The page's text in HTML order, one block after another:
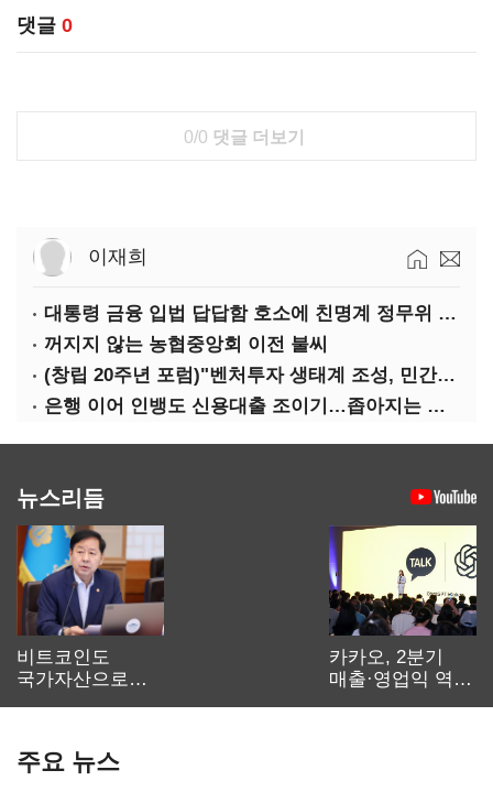
댓글 0
0/0 댓글 더보기
이재희
대통령 금융 입법 답답함 호소에 친명계 정무위 무더기 지원
꺼지지 않는 농협중앙회 이전 불씨
(창립 20주년 포럼)"벤처투자 생태계 조성, 민간자본이 주도해야"
은행 이어 인뱅도 신용대출 조이기…좁아지는 급전 창구
뉴스리듬
비트코인도
국가자산으로…'
카카오, 2분기
매출·영업익 역대
주요 뉴스